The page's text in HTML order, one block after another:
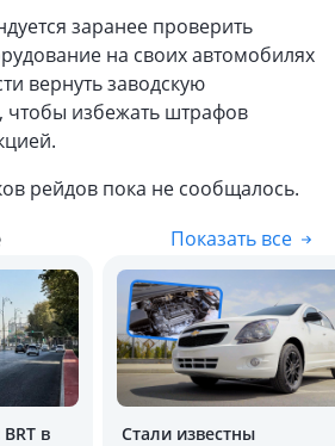
заранее проверить
на своих автомобилях
вернуть заводскую
чтобы избежать штрафов
рейдов пока не сообщалось.
Показать все
в
Стали известны